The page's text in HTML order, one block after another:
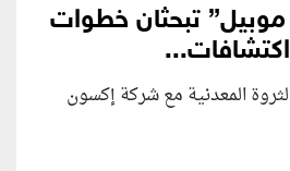
تبحثان خطوات
المعدنية مع شركة إكسون